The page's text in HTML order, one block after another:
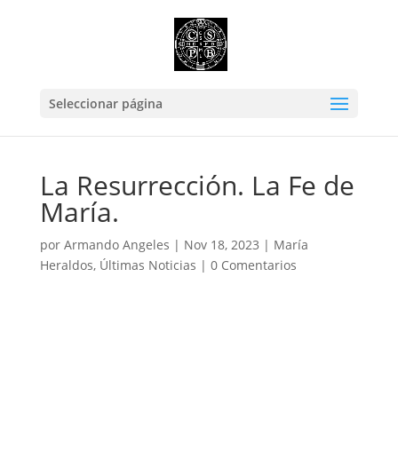
Seleccionar página
La Resurrección. La Fe de
María.
por Armando Angeles | Nov 18, 2023 | María
Heraldos, Últimas Noticias | 0 Comentarios